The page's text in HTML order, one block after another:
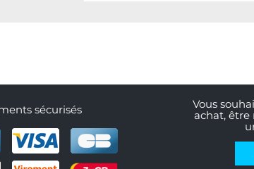
sécurisés
Vous
achat, être